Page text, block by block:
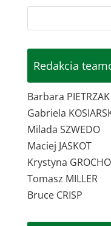
Redakcia
Barbara PIETRZAK
Gabriela
Milada SZWEDO
Maciej JASKOT
Krystyna
Tomasz MILLER
Bruce CRISP